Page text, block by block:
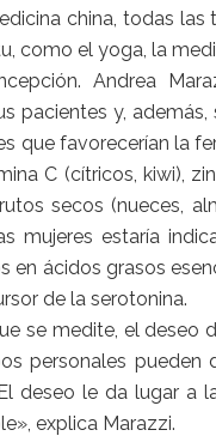
china, todas
como el yoga, la
Andrea
pacientes y,
que favorecerían la
C (cítricos, kiwi),
secos (nueces,
mujeres estaría
en ácidos grasos
de la serotonina.
se medite, el deseo
personales
deseo le da lugar a
explica Marazzi.